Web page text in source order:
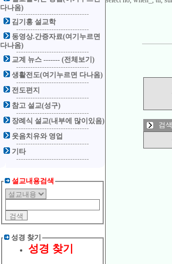
다나옴)
김기홍 설교학
동영상.간증자료(여기누르면
다나옴)
교계 뉴스 ------- (전체보기)
생활전도(여기누르면 다나옴)
전도편지
참고 설교(성구)
장례식 설교(내부에 많이있음)
웃음치유와 영업
기타
설교내용검색
성경 찾기
성경 찾기
검